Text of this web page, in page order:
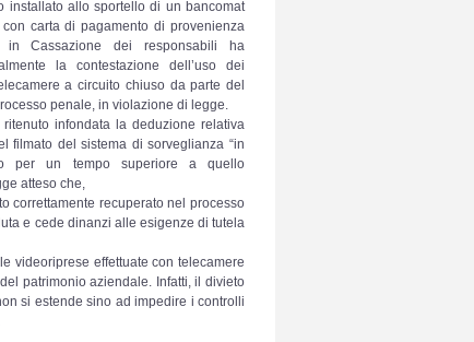
installato allo sportello di un bancomat
carta di pagamento di provenienza
Cassazione dei responsabili ha
la contestazione dell’uso dei
a circuito chiuso da parte del
penale, in violazione di legge.
infondata la deduzione relativa
filmato del sistema di sorveglianza “in
per un tempo superiore a quello
atteso che,
correttamente recuperato nel processo
e cede dinanzi alle esigenze di tutela
videoriprese effettuate con telecamere
patrimonio aziendale. Infatti, il divieto
si estende sino ad impedire i controlli